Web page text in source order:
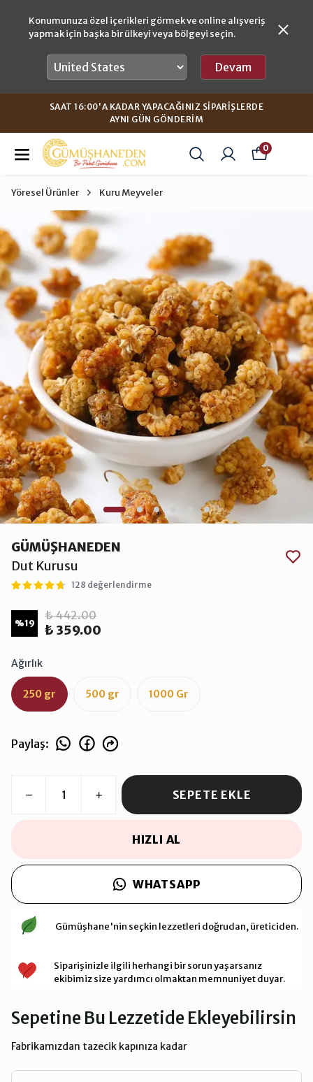
Konumunuza özel içerikleri görmek ve online alışveriş
yapmak için başka bir ülkeyi veya bölgeyi seçin.
Devam
SAAT 16:00'A KADAR YAPACAĞINIZ SIPARIŞLERDE
AYNI GÜN GÖNDERIM
0
Yöresel Ürünler Kuru Meyveler
GÜMÜŞHANEDEN
Dut Kurusu
128 değerlendirme
%19
₺ 442.00
₺ 359.00
Ağırlık
250 gr 500 gr 1000 Gr
Paylaş:
SEPETE EKLE
HIZLI AL
WHATSAPP
Gümüşhane'nin seçkin lezzetleri doğrudan, üreticiden.
Siparişinizle ilgili herhangi bir sorun yaşarsanız
ekibimiz size yardımcı olmaktan memnuniyet duyar.
Sepetine Bu Lezzetide Ekleyebilirsin
Fabrikamızdan tazecik kapınıza kadar